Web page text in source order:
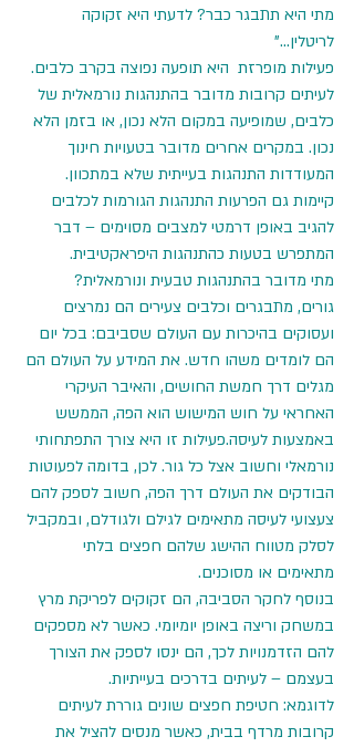
מתי היא תתבגר כבר? לדעתי היא זקוקה
לריטלין..."
פעילות מופרזת  היא תופעה נפוצה בקרב כלבים.
לעיתים קרובות מדובר בהתנהגות נורמאלית של
כלבים, שמופיעה במקום הלא נכון, או בזמן הלא
נכון. במקרים אחרים מדובר בטעויות חינוך
המעודדות התנהגות בעייתית שלא במתכוון.
קיימות גם הפרעות התנהגות הגורמות לכלבים
להגיב באופן דרמטי למצבים מסוימים – דבר
המתפרש בטעות כהתנהגות היפראקטיבית.
מתי מדובר בהתנהגות טבעית ונורמאלית?
גורים, מתבגרים וכלבים צעירים הם נמרצים
ועסוקים בהיכרות עם העולם שסביבם: בכל יום
הם לומדים משהו חדש. את המידע על העולם הם
מגלים דרך חמשת החושים, והאיבר העיקרי
האחראי על חוש המישוש הוא הפה, הממשש
באמצעות לעיסה.פעילות זו היא צורך התפתחותי
נורמאלי וחשוב אצל כל גור. לכן, בדומה לפעוטות
הבודקים את העולם דרך הפה, חשוב לספק להם
צעצועי לעיסה מתאימים לגילם ולגודלם, ובמקביל
לסלק מטווח ההישג שלהם חפצים בלתי
מתאימים או מסוכנים.
בנוסף לחקר הסביבה, הם זקוקים לפריקת מרץ
במשחק וריצה באופן יומיומי. כאשר לא מספקים
להם הזדמנויות לכך, הם ינסו לספק את הצורך
בעצמם – לעיתים בדרכים בעייתיות.
לדוגמא: חטיפת חפצים שונים גוררת לעיתים
קרובות מרדף בבית, כאשר מנסים להציל את